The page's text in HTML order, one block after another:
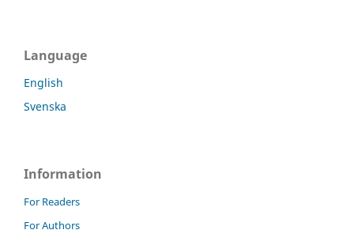
Language
English
Svenska
Information
For Readers
For Authors